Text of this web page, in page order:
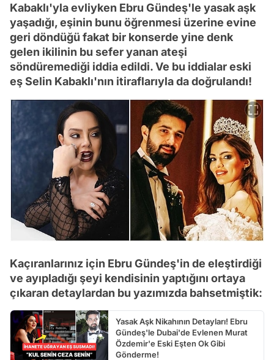
Kabaklı'yla evliyken Ebru Gündeş'le yasak aşk
yaşadığı, eşinin bunu öğrenmesi üzerine evine
geri döndüğü fakat bir konserde yine denk
gelen ikilinin bu sefer yanan ateşi
söndüremediği iddia edildi. Ve bu iddialar eski
eş Selin Kabaklı'nın itiraflarıyla da doğrulandı!
Kaçıranlarınız için Ebru Gündeş'in de eleştirdiği
ve ayıpladığı şeyi kendisinin yaptığını ortaya
çıkaran detaylardan bu yazımızda bahsetmiştik:
Yasak Aşk Nikahının Detayları! Ebru
Gündeş'le Dubai'de Evlenen Murat
Özdemir'e Eski Eşten Ok Gibi
Gönderme!